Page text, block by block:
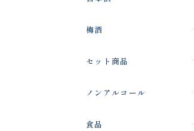
梅酒
セット商品
ノンアルコール
食品